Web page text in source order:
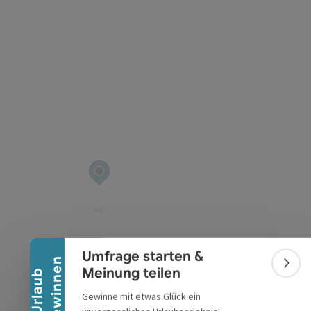
U
r
l
a
u
b
g
e
w
i
n
n
en
Banner einklappen
Umfrage starten &
Meinung teilen
Gewinne mit etwas Glück ein